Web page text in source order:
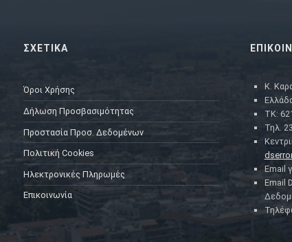
ΣΧΕΤΙΚΑ
Όροι Χρήσης
Δήλωση Προσβασιμότητας
Προστασία Προσ. Δεδομένων
Πολιτική Cookies
Ηλεκτρονικές Πληρωμές
Επικοινωνία
Κ.
ΤΚ:
Τηλ.
Email
Email